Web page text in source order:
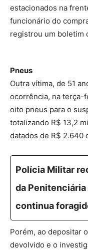
estacionados na
funcionário do
registrou um boletim
Pneus
Outra vítima, de 51
ocorrência, na terça-
oito pneus para o
totalizando R$ 13,2
datados de R$ 2.640
Polícia Militar
da Penitenciária
continua
Porém, ao depositar
devolvido e o